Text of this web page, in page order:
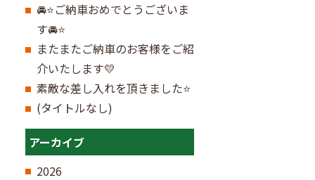
🚘⭐ご納車おめでとうございま
す🚘⭐
またまたご納車のお客様をご紹
介いたします💛
素敵な差し入れを頂きました⭐
(タイトルなし)
アーカイブ
2026